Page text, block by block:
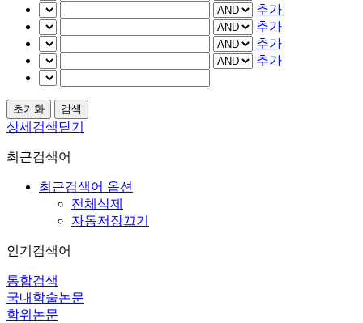
추가
추가
추가
추가
상세검색닫기
최근검색어
최근검색어 옵션
전체삭제
자동저장끄기
인기검색어
통합검색
국내학술논문
학위논문